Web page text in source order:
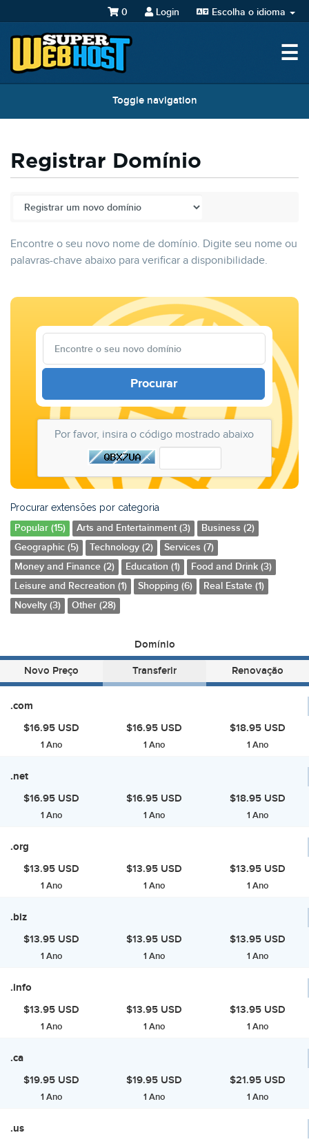
Escolha o idioma
Login
0
☰
Toggle navigation
Registrar Domínio
Encontre o seu novo nome de domínio. Digite seu nome ou
palavras-chave abaixo para verificar a disponibilidade.
Procurar
Por favor, insira o código mostrado abaixo
Procurar extensões por categoria
Popular (15)
Arts and Entertainment (3)
Business (2)
Geographic (5)
Technology (2)
Services (7)
Money and Finance (2)
Education (1)
Food and Drink (3)
Leisure and Recreation (1)
Shopping (6)
Real Estate (1)
Novelty (3)
Other (28)
Domínio
Novo Preço Transferir Renovação
.com
$16.95 USD
1 Ano
$16.95 USD
1 Ano
$18.95 USD
1 Ano
.net
$16.95 USD
1 Ano
$16.95 USD
1 Ano
$18.95 USD
1 Ano
.org
$13.95 USD
1 Ano
$13.95 USD
1 Ano
$13.95 USD
1 Ano
.biz
$13.95 USD
1 Ano
$13.95 USD
1 Ano
$13.95 USD
1 Ano
.info
$13.95 USD
1 Ano
$13.95 USD
1 Ano
$13.95 USD
1 Ano
.ca
$19.95 USD
1 Ano
$19.95 USD
1 Ano
$21.95 USD
1 Ano
.us